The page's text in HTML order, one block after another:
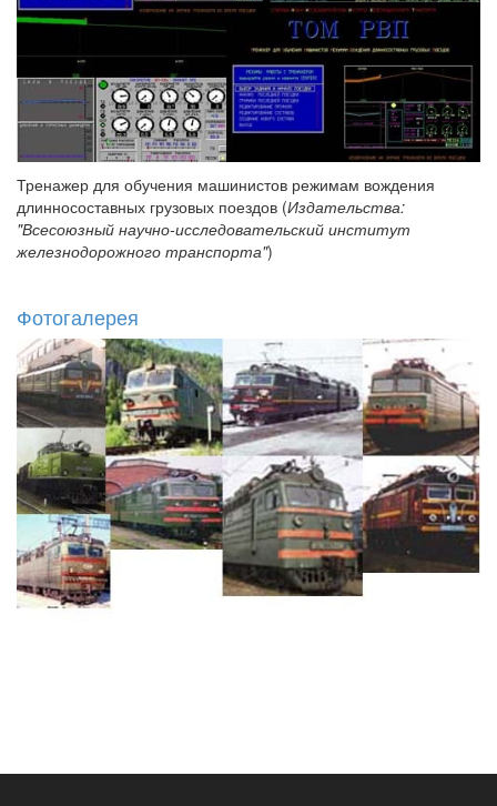
Тренажер для обучения машинистов режимам вождения
длинносоставных грузовых поездов (Издательства:
"Всесоюзный научно-исследовательский институт
железнодорожного транспорта")
Фотогалерея